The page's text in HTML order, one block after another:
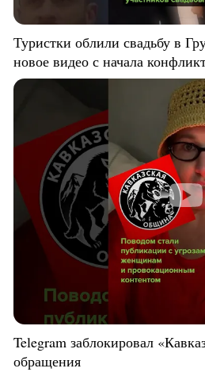
Туристки облили свадьбу в
новое видео с начала
Telegram заблокировал
обращения